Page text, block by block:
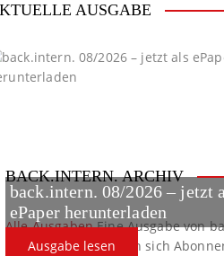
AUSGABE
back.intern. 08/2026 – jetzt
ePaper herunterladen
Ausgabe lesen
BACK.INTERN. ARCHIV
Alle AusgabenEine Ausgabe von
verpasst? Hier können sich